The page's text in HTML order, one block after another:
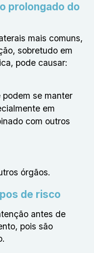
prolongado do
mais comuns,
sobretudo em
pode causar:
se manter
em
com outros
órgãos.
de risco
antes de
pois são